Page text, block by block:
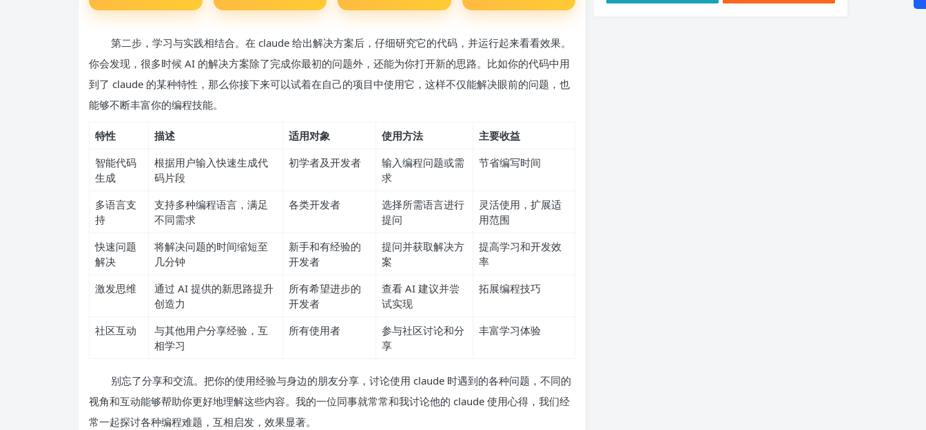
第二步，学习与实践相结合。在 claude 给出解决方案后，仔细研究它的代码，并运行起来看看效果。
你会发现，很多时候 AI 的解决方案除了完成你最初的问题外，还能为你打开新的思路。比如你的代码中用
到了 claude 的某种特性，那么你接下来可以试着在自己的项目中使用它，这样不仅能解决眼前的问题，也
能够不断丰富你的编程技能。
特性 描述 适用对象 使用方法
主要收益
智能代码
生成
根据用户输入快速生成代
码片段
初学者及开发者
输入编程问题或需
求
节省编写时间
多语言支
持
支持多种编程语言，满足
不同需求
各类开发者
选择所需语言进行
提问
灵活使用，扩展适
用范围
快速问题
解决
将解决问题的时间缩短至
几分钟
新手和有经验的
开发者
提问并获取解决方
案
提高学习和开发效
率
激发思维
通过 AI 提供的新思路提升
创造力
所有希望进步的
开发者
查看 AI 建议并尝
试实现
拓展编程技巧
社区互动
与其他用户分享经验，互
相学习
所有使用者
参与社区讨论和分
享
丰富学习体验
别忘了分享和交流。把你的使用经验与身边的朋友分享，讨论使用 claude 时遇到的各种问题，不同的
视角和互动能够帮助你更好地理解这些内容。我的一位同事就常常和我讨论他的 claude 使用心得，我们经
常一起探讨各种编程难题，互相启发，效果显著。